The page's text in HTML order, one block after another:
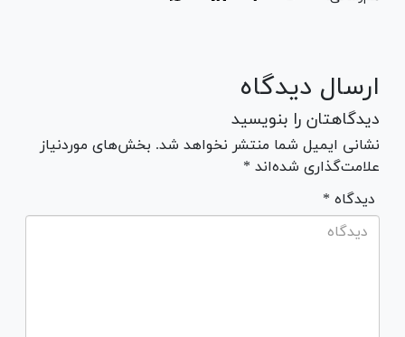
ارسال دیدگاه
دیدگاهتان را بنویسید
نشانی ایمیل شما منتشر نخواهد شد. بخش‌های موردنیاز
علامت‌گذاری شده‌اند *
* دیدگاه